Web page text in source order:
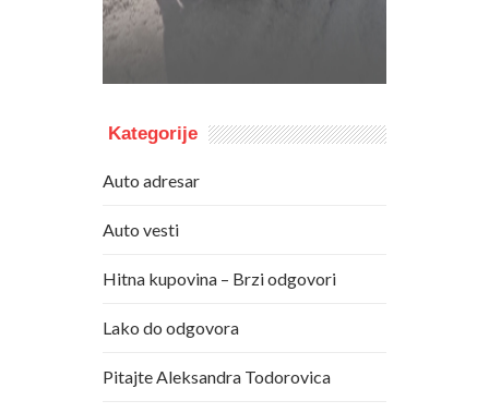
Kategorije
Auto adresar
Auto vesti
Hitna kupovina – Brzi odgovori
Lako do odgovora
Pitajte Aleksandra Todorovica